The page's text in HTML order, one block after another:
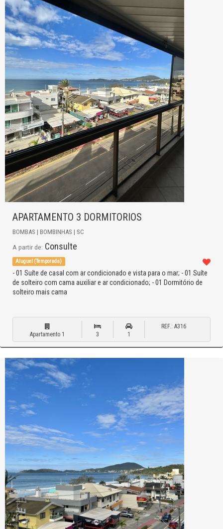
APARTAMENTO 3 DORMITORIOS
BOMBAS | BOMBINHAS | SC
A partir de: Consulte
Aluguel (Temporada)
- 01 Suíte de casal com ar condicionado e vista para o mar; - 01 Suíte
de solteiro com cama auxiliar e ar condicionado; - 01 Dormitório de
solteiro mais cama
Apartamento 1 3 1
REF.: A316